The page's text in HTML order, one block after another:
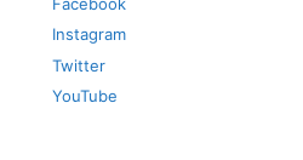
Instagram
Twitter
YouTube